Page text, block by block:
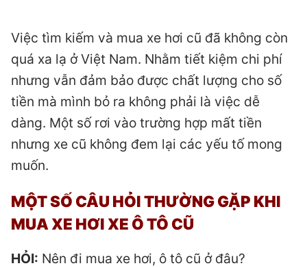
Việc tìm kiếm và mua xe hơi cũ đã không còn
quá xa lạ ở Việt Nam. Nhằm tiết kiệm chi phí
nhưng vẫn đảm bảo được chất lượng cho số
tiền mà mình bỏ ra không phải là việc dễ
dàng. Một số rơi vào trường hợp mất tiền
nhưng xe cũ không đem lại các yếu tố mong
muốn.
MỘT SỐ CÂU HỎI THƯỜNG GẶP KHI
MUA XE HƠI XE Ô TÔ CŨ
HỎI: Nên đi mua xe hơi, ô tô cũ ở đâu?